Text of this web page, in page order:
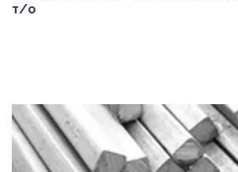
т/о